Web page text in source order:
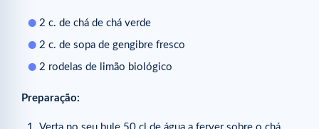
2 c. de chá de chá verde
2 c. de sopa de gengibre fresco
2 rodelas de limão biológico
Preparação: